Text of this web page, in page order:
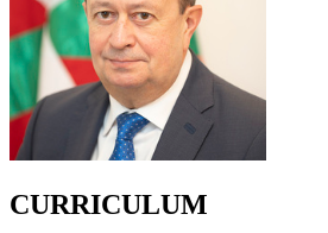
CURRICULUM